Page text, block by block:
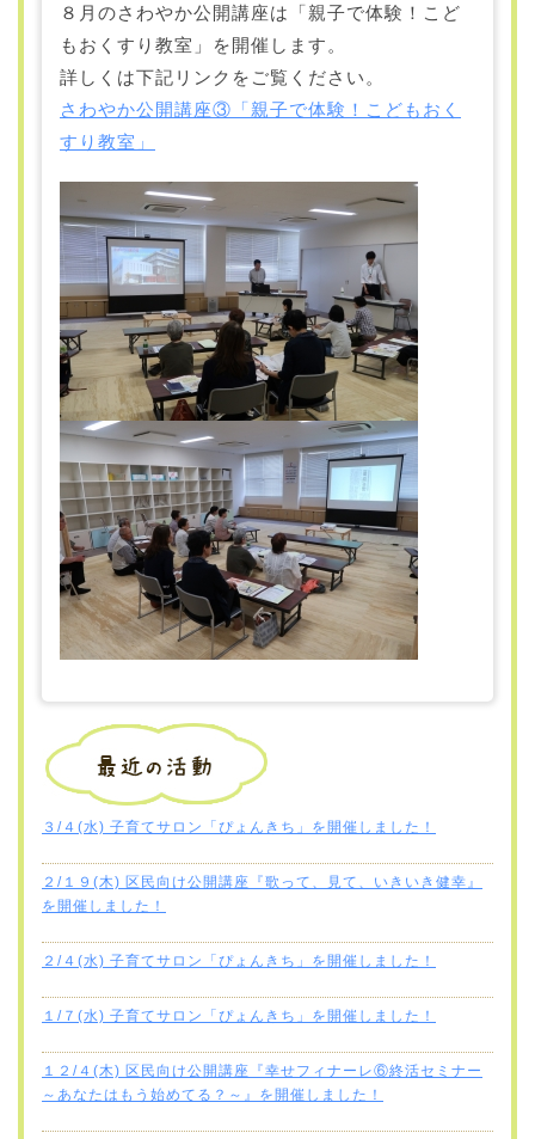
８月のさわやか公開講座は「親子で体験！こど
もおくすり教室」を開催します。
詳しくは下記リンクをご覧ください。
さわやか公開講座③「親子で体験！こどもおく
すり教室」
３/４(水) 子育てサロン「ぴょんきち」を開催しました！
２/１９(木) 区民向け公開講座『歌って、見て、いきいき健幸』
を開催しました！
２/４(水) 子育てサロン「ぴょんきち」を開催しました！
１/７(水) 子育てサロン「ぴょんきち」を開催しました！
１２/４(木) 区民向け公開講座『幸せフィナーレ⑥終活セミナー
～あなたはもう始めてる？～』を開催しました！